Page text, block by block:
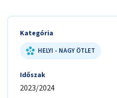
Kategória
HELYI - NAGY ÖTLET
Időszak
2023/2024